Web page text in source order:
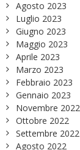
Agosto 2023
Luglio 2023
Giugno 2023
Maggio 2023
Aprile 2023
Marzo 2023
Febbraio 2023
Gennaio 2023
Novembre 2022
Ottobre 2022
Settembre 2022
Agosto 2022